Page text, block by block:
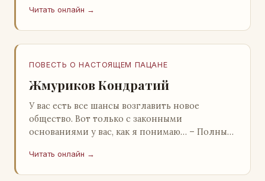
среди…
Читать онлайн →
ПОВЕСТЬ О НАСТОЯЩЕМ ПАЦАНЕ
Жмуриков Кондратий
У вас есть все шансы возглавить новое
общество. Вот только с законными
основаниями у вас, как я понимаю… – Полный
Натанович. – Что ж, …
Читать онлайн →